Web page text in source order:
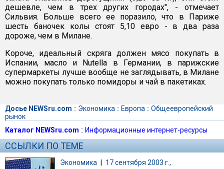
дешевле, чем в трех других городах", - отмечает
Сильвия. Больше всего ее поразило, что в Париже
шесть баночек колы стоят 5,10 евро - в два раза
дороже, чем в Милане.
Короче, идеальный скряга должен мясо покупать в
Испании, масло и Nutella в Германии, в парижские
супермаркеты лучше вообще не заглядывать, в Милане
можно покупать только помидоры и чай в пакетиках.
Досье NEWSru.com :: Экономика :: Европа :: Общеевропейский
рынок
Каталог NEWSru.com :: Информационные интернет-ресурсы
ССЫЛКИ ПО ТЕМЕ
Экономика | 17 сентября 2003 г.,